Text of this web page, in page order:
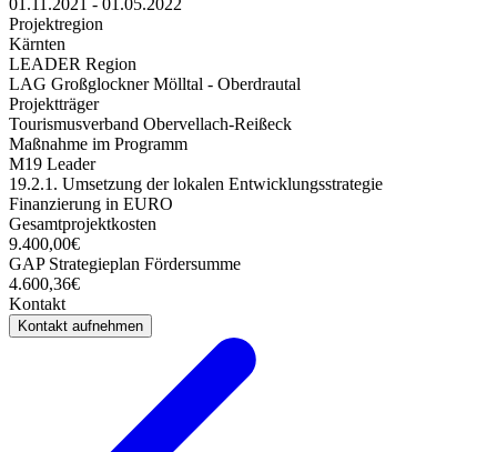
Projektregion
Kärnten
LEADER Region
LAG Großglockner Mölltal - Oberdrautal
Projektträger
Tourismusverband Obervellach-Reißeck
Maßnahme im Programm
M19 Leader
19.2.1. Umsetzung der lokalen Entwicklungsstrategie
Finanzierung in EURO
Gesamtprojektkosten
9.400,00€
GAP Strategieplan Fördersumme
4.600,36€
Kontakt
Kontakt aufnehmen